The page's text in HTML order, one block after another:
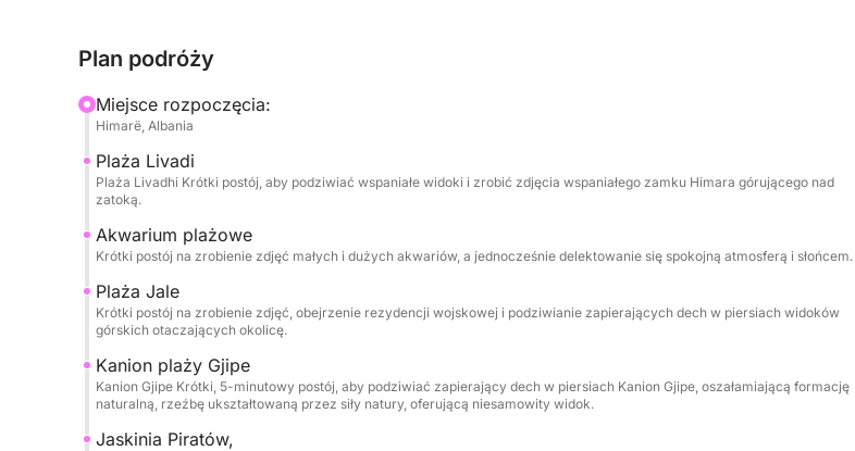
się każdym przystankiem. Trasa jest starannie zaplanowana, aby umożliwić Ci pływanie,
Secret Cave, Dove’s Cave i Alevra Beach. Zapewniamy maski do snurkowania i wodę
butelkowaną, dzięki czemu możesz po prostu przybyć gotowy do zabawy.
Jednym z najbardziej ekskluzywnych momentów wycieczki jest wejście łodzią do Bliźniaczych
aby doświadczyć ich skali, koloru i atmosfery z wody. To wyjątkowa perspektywa, która
zmienia linię brzegową w coś filmowego i niezapomnianego.
Zabierz krem z filtrem, kapelusz i ręcznik, a Riwiera zajmie się resztą. To krótki, luksusowy
Plan podróży
Miejsce rozpoczęcia:
Himarë, Albania
Plaża Livadi
Plaża Livadhi Krótki postój, aby podziwiać wspaniałe widoki i zrobić zdjęcia wspaniałego zamku Himara górującego nad
zatoką.
Akwarium plażowe
Krótki postój na zrobienie zdjęć małych i dużych akwariów, a jednocześnie delektowanie się spokojną atmosferą i słońcem.
Plaża Jale
Krótki postój na zrobienie zdjęć, obejrzenie rezydencji wojskowej i podziwianie zapierających dech w piersiach widoków
górskich otaczających okolicę.
Kanion plaży Gjipe
Kanion Gjipe Krótki, 5-minutowy postój, aby podziwiać zapierający dech w piersiach Kanion Gjipe, oszałamiającą formację
naturalną, rzeźbę ukształtowaną przez siły natury, oferującą niesamowity widok.
Jaskinia Piratów,